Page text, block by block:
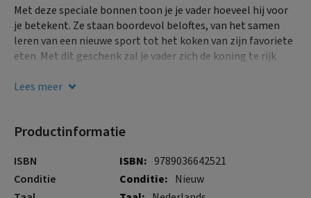
van
de
afbeeldingen-
gallerij
begin
van
de
afbeeldingen-
Met deze speciale bonnen toon je je vader hoeveel hij voor
je betekent. Ze staan boordevol beloftes, van het samen
leren van een nieuwe sport tot het koken van zijn favoriete
eten. Met dit geschenk zal je vader zich de koning te rijk
boekje gescheurd worden. Tegoedbonnen, humoristisch,
Lees meer
Productinformatie
Meer
informatie
ISBN
9789036642521
Conditie
Nieuw